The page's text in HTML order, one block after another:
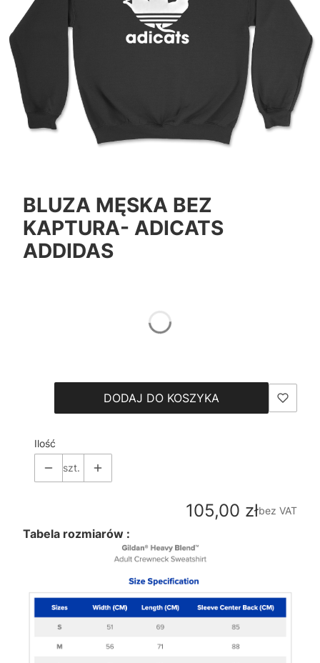
BLUZA MĘSKA BEZ
KAPTURA- ADICATS
ADDIDAS
DODAJ DO KOSZYKA
Ilość
szt.
Cena
105,00 złbez VAT
Tabela rozmiarów :